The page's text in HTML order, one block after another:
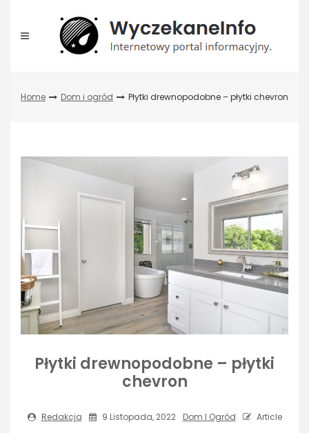
content
Home Dom i ogród Płytki drewnopodobne – płytki chevron
Płytki drewnopodobne – płytki
chevron
Redakcja 9 Listopada, 2022 Dom I Ogród Article